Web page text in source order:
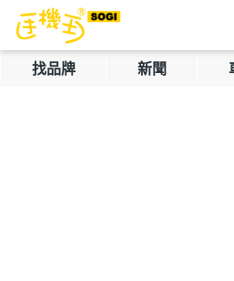
找品牌 新聞